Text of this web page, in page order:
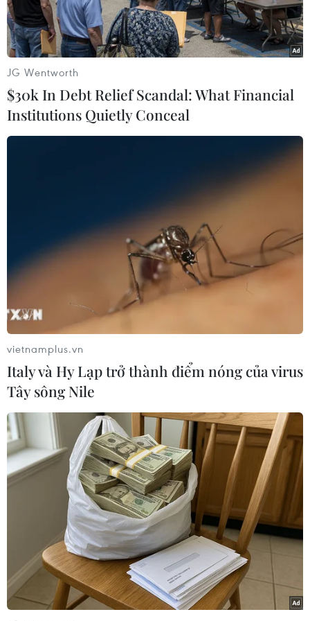
cao dịp Tết.
Các Hãng hàng không sẽ được bổ sung thêm 10.000 ghế bay
mỗi ngày từ Thành phố Hồ Chí Minh đi đến các địa phương có
tỷ lệ đặt vé bay cao dịp Tết. (Ảnh: PV/Vietnam+)
Trên cơ sở đánh giá nhu cầu vận chuyển của
các hãng hàng không Việt Nam và năng lực
phục vụ của các đơn vị, để đáp ứng nhu cầu đi
lại ngày càng tăng cao của người dân trong giai
đoạn cao điểm Tết Nguyên đán Giáp Thìn 2024,
Cục Hàng không Việt Nam đã quyết định tiếp
tục điều chỉnh tham số điều phối giờ cất, hạ
cánh (slot) lần 2 tại Cảng Hàng không Quốc tế
Tân Sơn Nhất.
Cụ thể, Cục Hàng không Việt Nam điều chỉnh
tăng tham số điều phối đường cất hạ cánh tại
Cảng Hàng không Quốc tế Tân Sơn Nhất các
khung giờ ban ngày (6 giờ-23 giờ 55) từ 44
slot/giờ thành 46 slot/giờ, các khung giờ đêm (0
giờ-5 giờ 55) từ 40 slot/giờ thành 42 slot/giờ,
trong giai đoạn từ ngày 1-21/2/2024 (tức từ ngày
22 tháng Chạp Quý Mão đến hết ngày 12 tháng
Giêng).
JG Wentworth
$30k In Debt Relief Scandal: What Financial
Institutions Quietly Conceal
vietnamplus.vn
Italy và Hy Lạp trở thành điểm nóng của virus
Tây sông Nile